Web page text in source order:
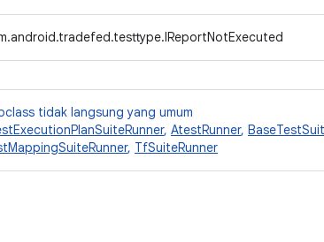
tidak langsung yang umum
, AtestRunner,
, TfSuiteRunner